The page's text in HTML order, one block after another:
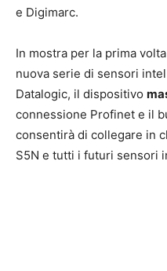
e Digimarc.
In mostra per la prima
nuova serie di sensori
Datalogic, il dispositivo
connessione Profinet e il
consentirà di collegare in
S5N e tutti i futuri sensori